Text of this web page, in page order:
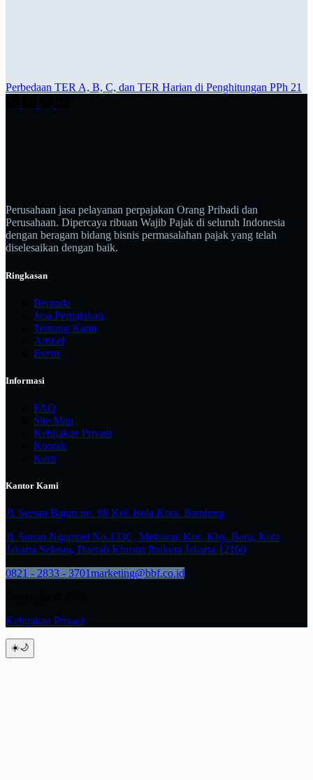
Perbedaan TER A, B, C, dan TER Harian di Penghitungan PPh 21
Perusahaan jasa pelayanan perpajakan Orang Pribadi dan
Perusahaan. Dipercaya ribuan Wajib Pajak di seluruh Indonesia
dengan beragam bidang bisnis permasalahan pajak yang telah
diselesaikan dengan baik.
Ringkasan
Beranda
Jasa Perpajakan
Tentang Kami
Artikel
Event
Informasi
FAQ
Site Map
Kebijakan Privasi
Kontak
Karir
Kantor Kami
Jl. Sersan Bajuri no. 98 Kel. Isola Kota. Bandung
Jl. Sunan Ngampel No.133C, Melawai, Kec. Kby. Baru, Kota
Jakarta Selatan, Daerah Khusus Ibukota Jakarta 12160
0821 - 2833 - 3701marketing@bbf.co.id
Kebijakan Privasi
☀️🌙